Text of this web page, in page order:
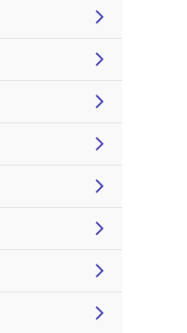
chevron_right
chevron_right
chevron_right
chevron_right
chevron_right
chevron_right
chevron_right
chevron_right